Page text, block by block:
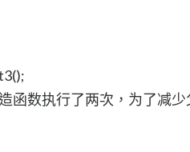
函数执行了两次，为了减